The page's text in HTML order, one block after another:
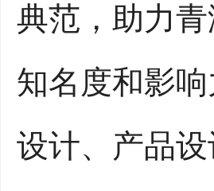
典范，助力
知名度和影
设计、产品